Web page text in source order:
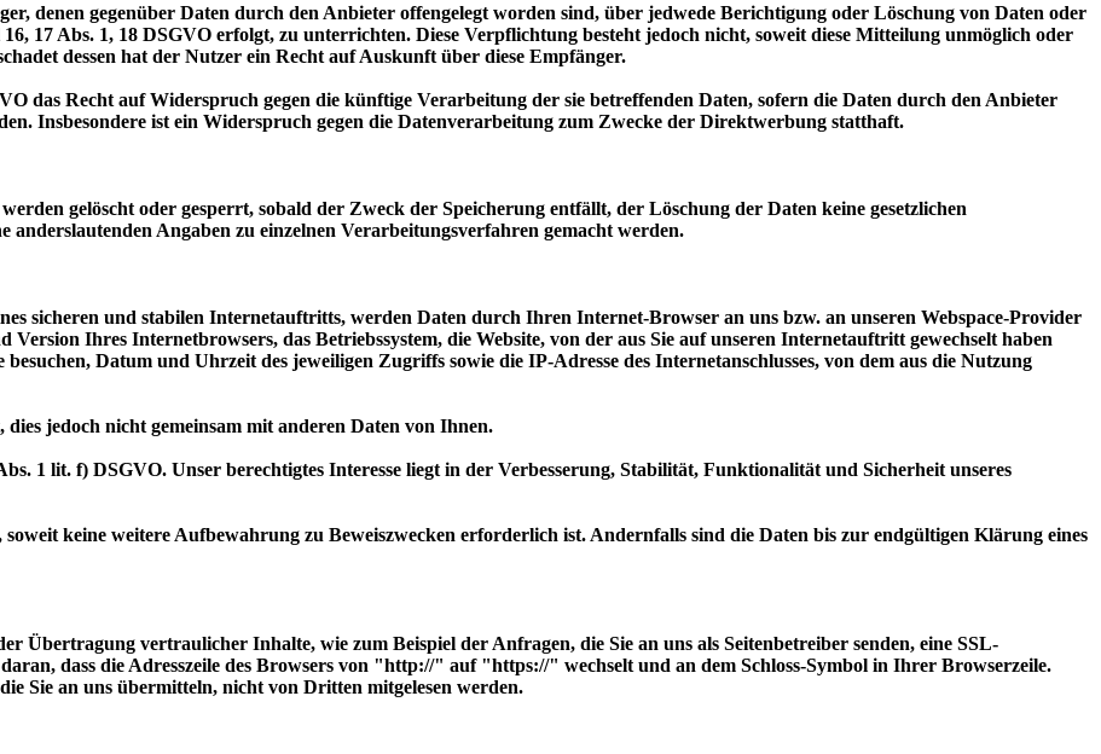
denen gegenüber Daten durch den Anbieter offengelegt worden sind, über jedwede Berichtigung oder Löschung von Daten oder
17 Abs. 1, 18 DSGVO erfolgt, zu unterrichten. Diese Verpflichtung besteht jedoch nicht, soweit diese Mitteilung unmöglich oder
dessen hat der Nutzer ein Recht auf Auskunft über diese Empfänger.
das Recht auf Widerspruch gegen die künftige Verarbeitung der sie betreffenden Daten, sofern die Daten durch den Anbieter
Insbesondere ist ein Widerspruch gegen die Datenverarbeitung zum Zwecke der Direktwerbung statthaft.
gelöscht oder gesperrt, sobald der Zweck der Speicherung entfällt, der Löschung der Daten keine gesetzlichen
anderslautenden Angaben zu einzelnen Verarbeitungsverfahren gemacht werden.
sicheren und stabilen Internetauftritts, werden Daten durch Ihren Internet-Browser an uns bzw. an unseren Webspace-Provider
Ihres Internetbrowsers, das Betriebssystem, die Website, von der aus Sie auf unseren Internetauftritt gewechselt haben
Datum und Uhrzeit des jeweiligen Zugriffs sowie die IP-Adresse des Internetanschlusses, von dem aus die Nutzung
jedoch nicht gemeinsam mit anderen Daten von Ihnen.
1 lit. f) DSGVO. Unser berechtigtes Interesse liegt in der Verbesserung, Stabilität, Funktionalität und Sicherheit unseres
soweit keine weitere Aufbewahrung zu Beweiszwecken erforderlich ist. Andernfalls sind die Daten bis zur endgültigen Klärung eines
Übertragung vertraulicher Inhalte, wie zum Beispiel der Anfragen, die Sie an uns als Seitenbetreiber senden, eine SSL-
dass die Adresszeile des Browsers von "http://" auf "https://" wechselt und an dem Schloss-Symbol in Ihrer Browserzeile.
Sie an uns übermitteln, nicht von Dritten mitgelesen werden.